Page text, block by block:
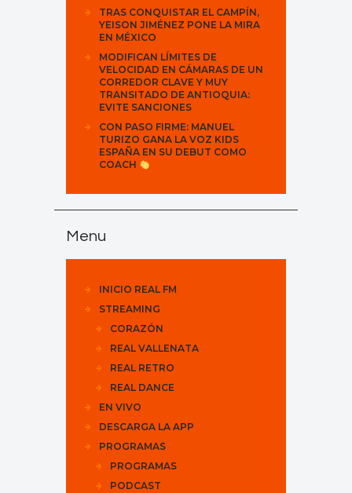
TRAS CONQUISTAR EL CAMPÍN,
YEISON JIMÉNEZ PONE LA MIRA
EN MÉXICO
MODIFICAN LÍMITES DE
VELOCIDAD EN CÁMARAS DE UN
CORREDOR CLAVE Y MUY
TRANSITADO DE ANTIOQUIA:
EVITE SANCIONES
CON PASO FIRME: MANUEL
TURIZO GANA LA VOZ KIDS
ESPAÑA EN SU DEBUT COMO
COACH
Menu
INICIO REAL FM
STREAMING
CORAZÓN
REAL VALLENATA
REAL RETRO
REAL DANCE
EN VIVO
DESCARGA LA APP
PROGRAMAS
PROGRAMAS
PODCAST